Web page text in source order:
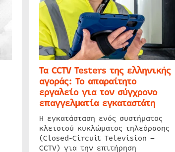
Τα CCTV Testers της ελληνικής
αγοράς: Το απαραίτητο
εργαλείο για τον σύγχρονο
επαγγελματία εγκαταστάτη
Η εγκατάσταση ενός συστήματος
κλειστού κυκλώματος τηλεόρασης
(Closed-Circuit Television –
CCTV) για την επιτήρηση